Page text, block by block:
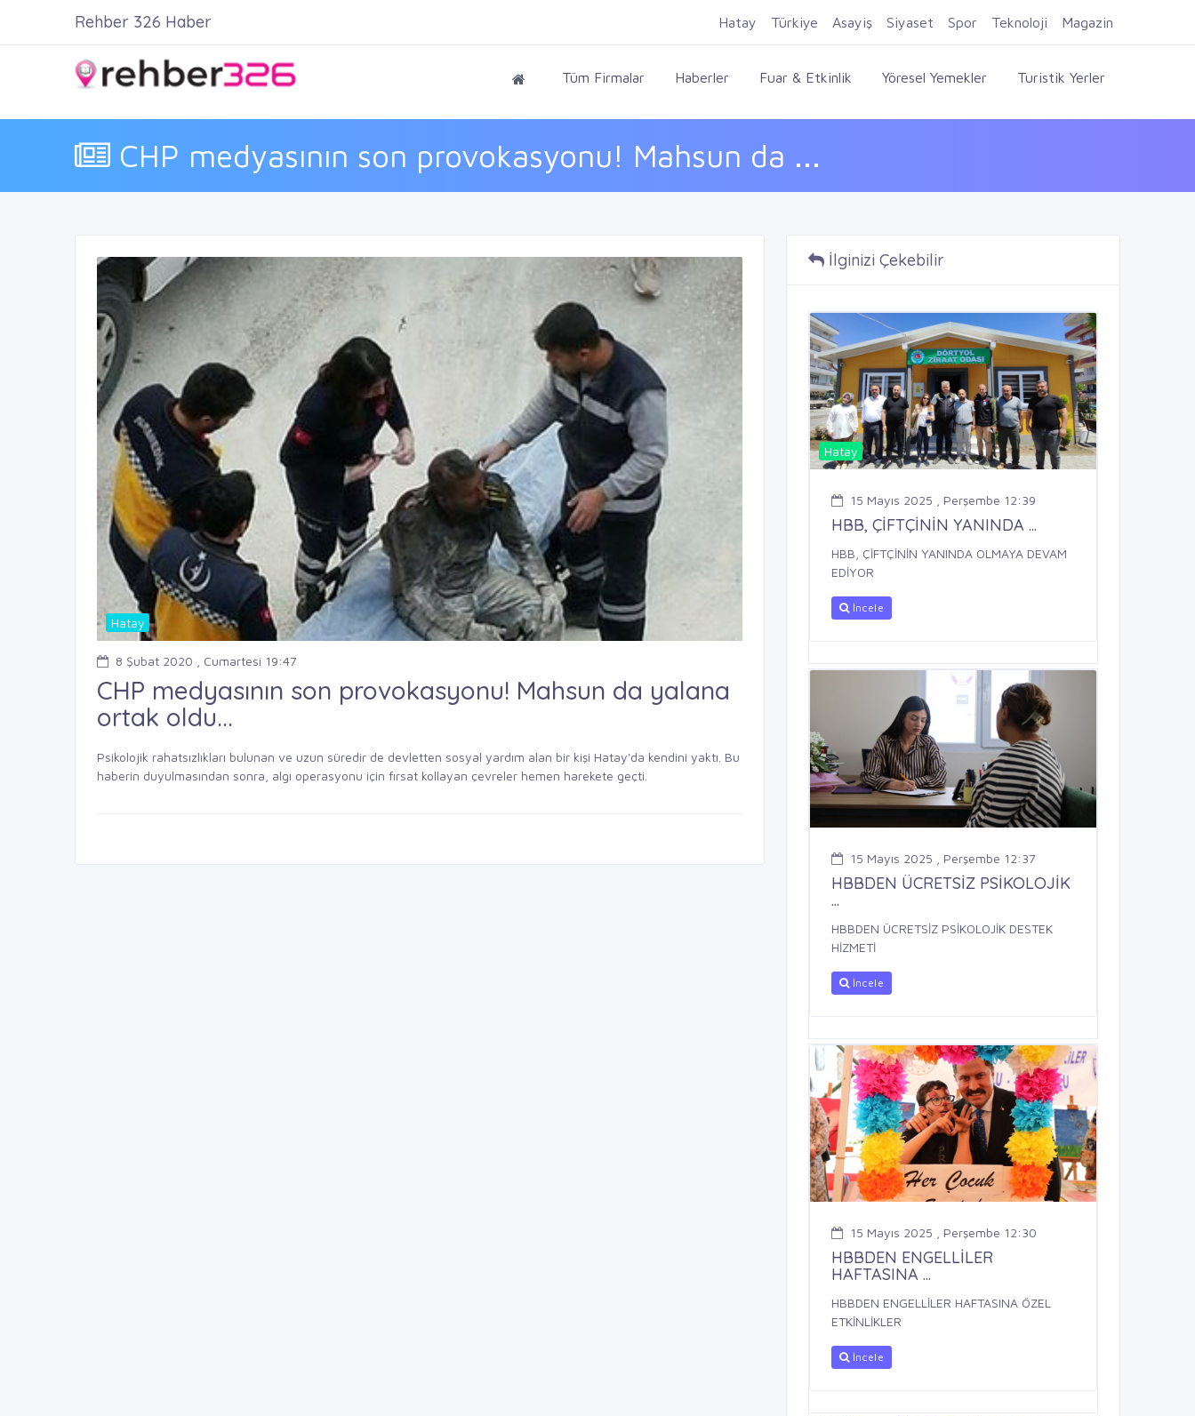
Firma Ekle Kayıt Ol Giriş Yap
Tüm Firmalar Haberler Fuar & Etkinlik Yöresel Yemekler Turistik Yerler
CHP medyasının son provokasyonu! Mahsun da ...
Rehber 326 Haber Hatay Türkiye Asayiş Siyaset Spor Teknoloji Magazin
Hatay
8 Şubat 2020 , Cumartesi 19:47
CHP medyasının son provokasyonu! Mahsun da yalana
ortak oldu...
Psikolojik rahatsızlıkları bulunan ve uzun süredir de devletten sosyal yardım alan bir kişi Hatay'da kendini yaktı. Bu
haberin duyulmasından sonra, algı operasyonu için fırsat kollayan çevreler hemen harekete geçti.
İlginizi Çekebilir
Hatay
15 Mayıs 2025 , Perşembe 12:39
HBB, ÇİFTÇİNİN YANINDA ...
HBB, ÇİFTÇİNİN YANINDA OLMAYA DEVAM
EDİYOR
İncele
15 Mayıs 2025 , Perşembe 12:37
HBBDEN ÜCRETSİZ PSİKOLOJİK
...
HBBDEN ÜCRETSİZ PSİKOLOJİK DESTEK
HİZMETİ
İncele
15 Mayıs 2025 , Perşembe 12:30
HBBDEN ENGELLİLER
HAFTASINA ...
HBBDEN ENGELLİLER HAFTASINA ÖZEL
ETKİNLİKLER
İncele